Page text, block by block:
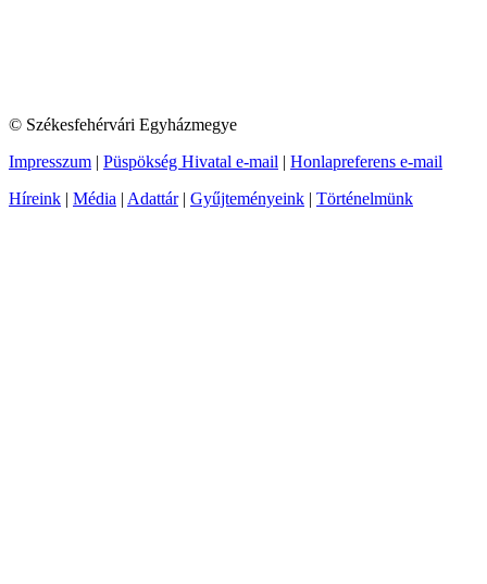
© Székesfehérvári Egyházmegye
Impresszum | Püspökség Hivatal e-mail | Honlapreferens e-mail
Híreink | Média | Adattár| Gyűjteményeink | Történelmünk